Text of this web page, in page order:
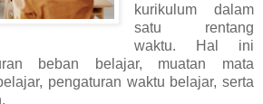
kurikulum dalam
satu rentang
waktu. Hal ini
beban belajar, muatan mata
pengaturan waktu belajar, serta